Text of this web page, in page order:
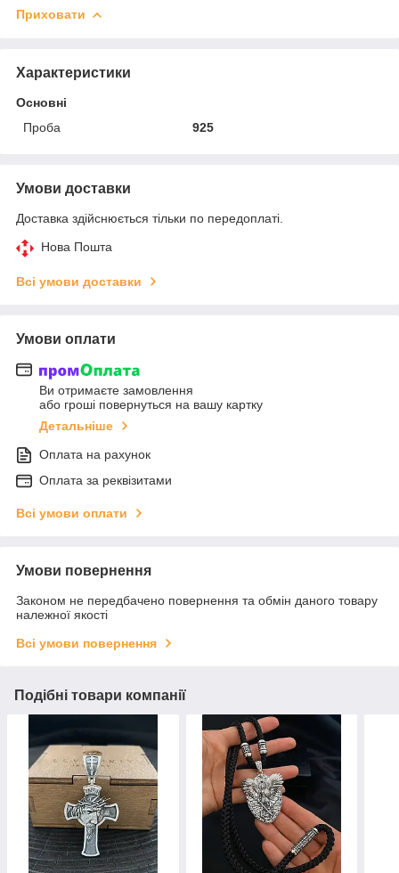
Приховати
Характеристики
Основні
Проба
925
Умови доставки
Доставка здійснюється тільки по передоплаті.
Нова Пошта
Всі умови доставки
Умови оплати
Ви отримаєте замовлення
або гроші повернуться на вашу картку
Детальніше
Оплата на рахунок
Оплата за реквізитами
Всі умови оплати
Умови повернення
Законом не передбачено повернення та обмін даного товару
належної якості
Всі умови повернення
Подібні товари компанії